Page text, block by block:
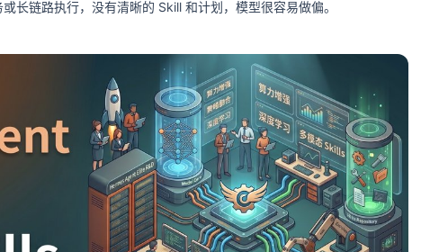
长链路执行，没有清晰的 Skill 和计划，模型很容易做偏。